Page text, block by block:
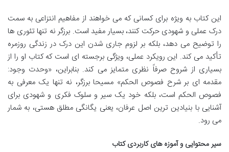
این کتاب به ویژه برای کسانی که می خواهند از مفاهیم انتزاعی به سمت
درک عملی و شهودی حرکت کنند، بسیار مفید است. برزگر نه تنها تئوری ها
را توضیح می دهد، بلکه بر لزوم جاری شدن این درک در زندگی روزمره
تأکید می کند. این رویکرد عملی، ویژگی برجسته ای است که کتاب او را از
بسیاری از شروح صرفاً نظری متمایز می کند. بنابراین، «وحدت وجود:
مقدمه ای بر شرح فصوص الحکم» مسیحا برزگر، نه تنها یک معرفی به
فصوص الحکم است، بلکه خود یک سیر و سلوک فکری و شهودی برای
آشنایی با بنیادین ترین اصل عرفان، یعنی یگانگی مطلق هستی، به شمار
می رود.
سیر محتوایی و آموزه های کاربردی کتاب